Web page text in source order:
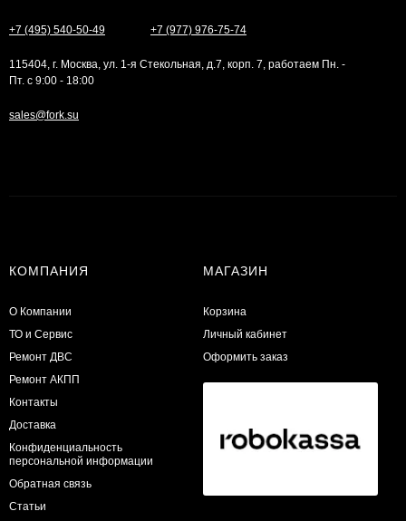
+7 (495) 540-50-49 +7 (977) 976-75-74
115404, г. Москва, ул. 1-я Стекольная, д.7, корп. 7, работаем Пн. -
Пт. с 9:00 - 18:00
sales@fork.su
КОМПАНИЯ
О Компании
ТО и Сервис
​Ремонт ДВС
Ремонт АКПП
Контакты
Доставка
Конфиденциальность
персональной информации
Обратная связь
Статьи
МАГАЗИН
Корзина
Личный кабинет
Оформить заказ